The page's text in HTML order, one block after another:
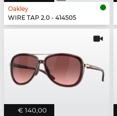
Oakley
WIRE TAP 2.0 - 414505
€ 140,00